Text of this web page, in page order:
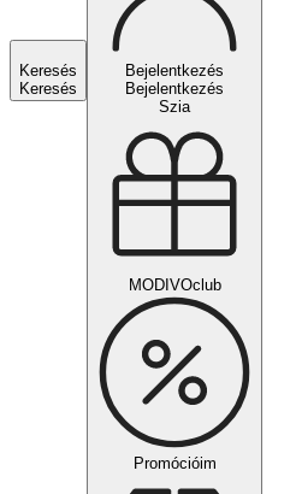
Keresés
Keresés
Bejelentkezés
Bejelentkezés
Szia
MODIVOclub
Promócióim